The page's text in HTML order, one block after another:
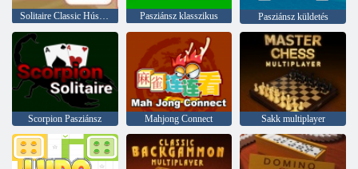
Solitaire Classic Húsvét Pasziánsz klasszikus Pasziánsz küldetés
Scorpion Pasziánsz Mahjong Connect Sakk multiplayer